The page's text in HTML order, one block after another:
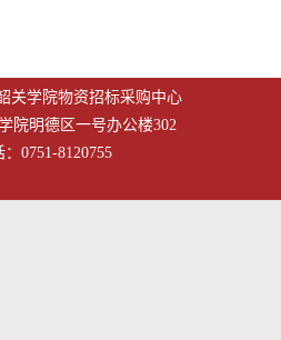
关学院物资招标采购中心
院明德区一号办公楼302
0751-8120755